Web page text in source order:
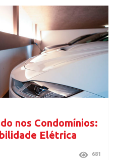
nos Condomínios:
Elétrica
681